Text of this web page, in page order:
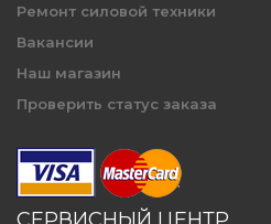
Ремонт силовой техники
Вакансии
Наш магазин
Проверить статус заказа